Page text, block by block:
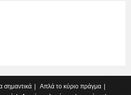
σημαντικά
Απλά το κύριο πράγμα